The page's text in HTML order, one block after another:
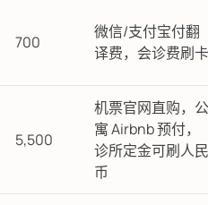
700
微信/支付宝付翻
译费，会诊费刷卡
5,500
机票官网直购，公
寓 Airbnb 预付，
诊所定金可刷人民
币